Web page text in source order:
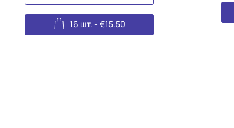
16 шт. - €15.50